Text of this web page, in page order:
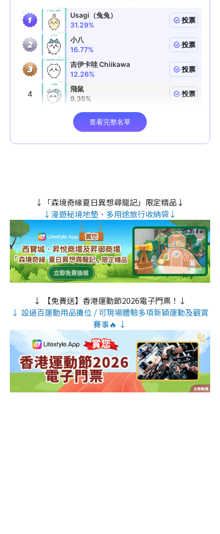
↓「森境奇緣夏日異想尋龍記」限定精品↓
↓漫遊秘境地墊、多用途旅行收納袋↓
↓ 【免費送】香港運動節2026電子門票！↓
↓ 設過百運動用品攤位 / 可現場體驗多項新穎運動及觀賞
賽事🔥 ↓